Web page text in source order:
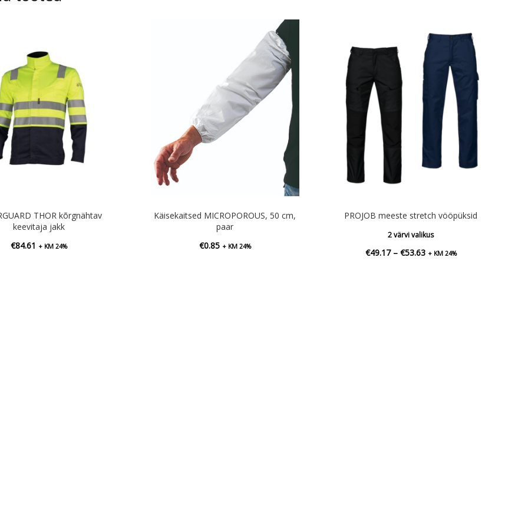
THOR kõrgnähtav
keevitaja jakk
€84.61 + KM 24%
Käisekaitsed MICROPOROUS, 50 cm,
paar
€0.85 + KM 24%
PROJOB meeste stretch vööpüksid
2 värvi valikus
€49.17 – €53.63Hinnavahemik:
+ KM 24%